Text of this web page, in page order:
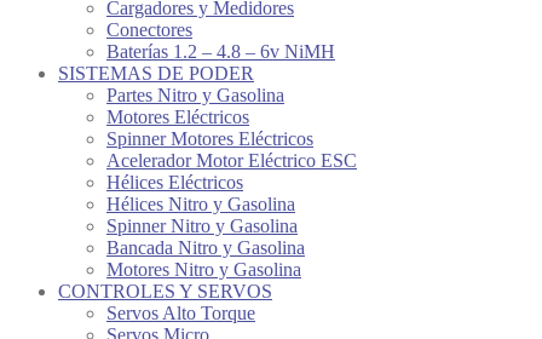
Cargadores y Medidores
Conectores
Baterías 1.2 – 4.8 – 6v NiMH
SISTEMAS DE PODER
Partes Nitro y Gasolina
Motores Eléctricos
Spinner Motores Eléctricos
Acelerador Motor Eléctrico ESC
Hélices Eléctricos
Hélices Nitro y Gasolina
Spinner Nitro y Gasolina
Bancada Nitro y Gasolina
Motores Nitro y Gasolina
CONTROLES Y SERVOS
Servos Alto Torque
Servos Micro